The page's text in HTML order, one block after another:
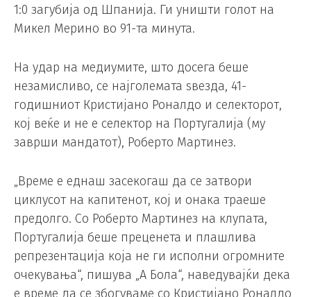
1:0 загубија од Шпанија. Ги уништи голот на
Микел Мерино во 91-та минута.
На удар на медиумите, што досега беше
незамисливо, се најголемата ѕвезда, 41-
годишниот Кристијано Роналдо и селекторот,
кој веќе и не е селектор на Португалија (му
заврши мандатот), Роберто Мартинез.
„Време е еднаш засекогаш да се затвори
циклусот на капитенот, кој и онака траеше
предолго. Со Роберто Мартинез на клупата,
Португалија беше преценета и плашлива
репрезентација која не ги исполни огромните
очекувања“, пишува „А Бола“, наведувајќи дека
е време да се збогуваме со Кристијано Роналдо